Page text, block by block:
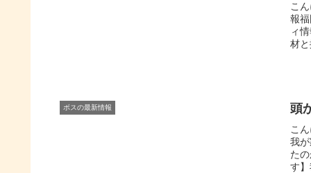
こ
報
ィ
材
ボスの最新情報 頭
こ
我
た
す